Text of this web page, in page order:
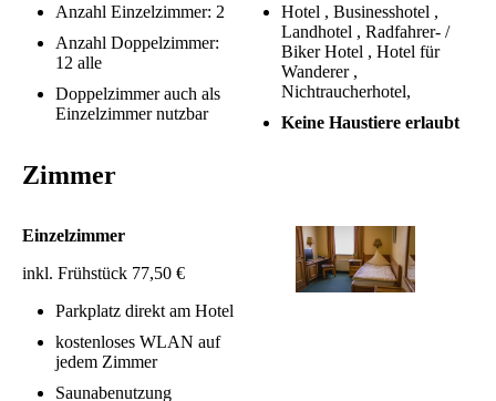
Anzahl Einzelzimmer: 2
Anzahl Doppelzimmer:
12 alle
Doppelzimmer auch als
Einzelzimmer nutzbar
Hotel , Businesshotel ,
Landhotel , Radfahrer- /
Biker Hotel , Hotel für
Wanderer ,
Nichtraucherhotel,
Keine Haustiere erlaubt
Zimmer
Einzelzimmer
inkl. Frühstück 77,50 €
Parkplatz direkt am Hotel
kostenloses WLAN auf
jedem Zimmer
Saunabenutzung